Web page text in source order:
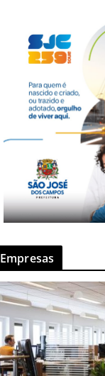
Empresas